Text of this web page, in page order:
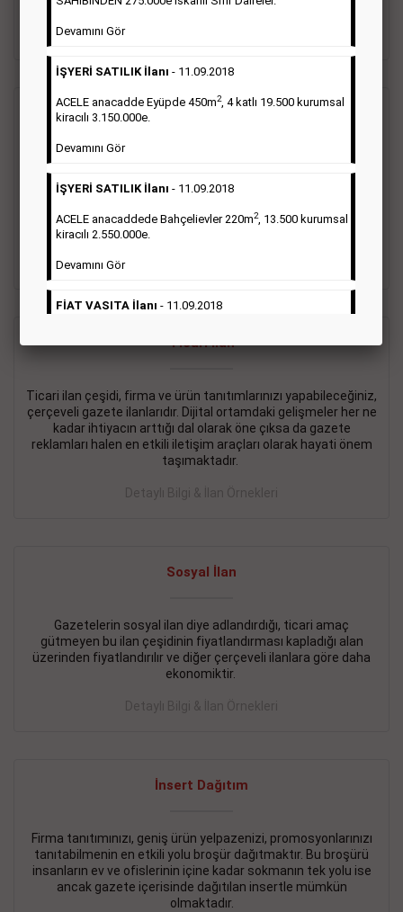
Detaylı Bilgi & İlan Örnekleri
Vasıta İlanı
Sarı sayfa ilanlar alım- satım, duyuru, mini reklam şeklinde
ifade edilebilen ilanlardır. Gazetelerin tirajını önemli ölçüde
etkilerler ve gazete gelirlerinin de önemli bir bölümünü
oluştururlar.Sabah sarı sayfa eleman ilanlarında 6 kelime
sayısı şartı aranmamaktadır.
Detaylı Bilgi & İlan Örnekleri
Ticari İlan
Ticari ilan çeşidi, firma ve ürün tanıtımlarınızı yapabileceğiniz,
çerçeveli gazete ilanlarıdır. Dijital ortamdaki gelişmeler her ne
kadar ihtiyacın arttığı dal olarak öne çıksa da gazete
reklamları halen en etkili iletişim araçları olarak hayati önem
taşımaktadır.
Detaylı Bilgi & İlan Örnekleri
Sosyal İlan
Gazetelerin sosyal ilan diye adlandırdığı, ticari amaç
gütmeyen bu ilan çeşidinin fiyatlandırması kapladığı alan
üzerinden fiyatlandırılır ve diğer çerçeveli ilanlara göre daha
ekonomiktir.
Detaylı Bilgi & İlan Örnekleri
İnsert Dağıtım
Firma tanıtımınızı, geniş ürün yelpazenizi, promosyonlarınızı
tanıtabilmenin en etkili yolu broşür dağıtmaktır. Bu broşürü
insanların ev ve ofislerinin içine kadar sokmanın tek yolu ise
ancak gazete içerisinde dağıtılan insertle mümkün
olmaktadır.
Devamını Gör
İŞYERİ SATILIK İlanı - 11.09.2018
ACELE anacadde Eyüpde 450m2, 4 katlı 19.500 kurumsal
kiracılı 3.150.000e.
Devamını Gör
İŞYERİ SATILIK İlanı - 11.09.2018
ACELE anacaddede Bahçelievler 220m2, 13.500 kurumsal
kiracılı 2.550.000e.
Devamını Gör
FİAT VASITA İlanı - 11.09.2018
2.800.000e kurumsal mağaza.
BAKIRKÖY SATILIK İlanı- 11.09.2018
KARTALTEPEde kelepir 2+ 1 satılık daire
İŞYERİ KİRALIK İlanı - 11.09.2018
BEYLİKDÜZÜ Kavaklıda 4 katlı bina
DEVREMÜLK KİRALIK İlanı- 11.09.2018
SİNYE Tekstile Şoförlüğü olan 35 yaşını aşmamış, Depo
elemanı alınacaktır. Osmanbey, Şişli